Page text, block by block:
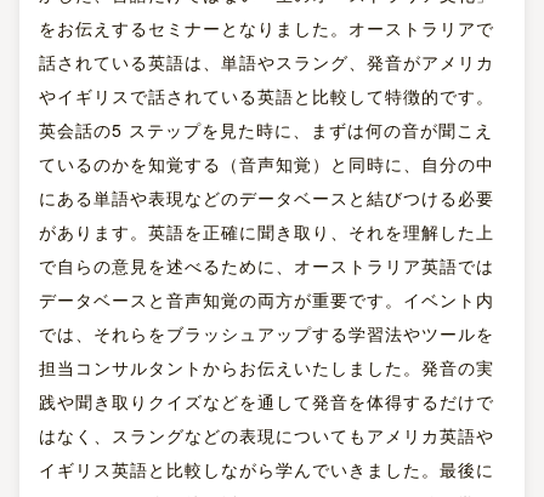
をお伝えするセミナーとなりました。オーストラリアで
話されている英語は、単語やスラング、発音がアメリカ
やイギリスで話されている英語と比較して特徴的です。
英会話の5 ステップを見た時に、まずは何の音が聞こえ
ているのかを知覚する（音声知覚）と同時に、自分の中
にある単語や表現などのデータベースと結びつける必要
があります。英語を正確に聞き取り、それを理解した上
で自らの意見を述べるために、オーストラリア英語では
データベースと音声知覚の両方が重要です。イベント内
では、それらをブラッシュアップする学習法やツールを
担当コンサルタントからお伝えいたしました。発音の実
践や聞き取りクイズなどを通して発音を体得するだけで
はなく、スラングなどの表現についてもアメリカ英語や
イギリス英語と比較しながら学んでいきました。最後に